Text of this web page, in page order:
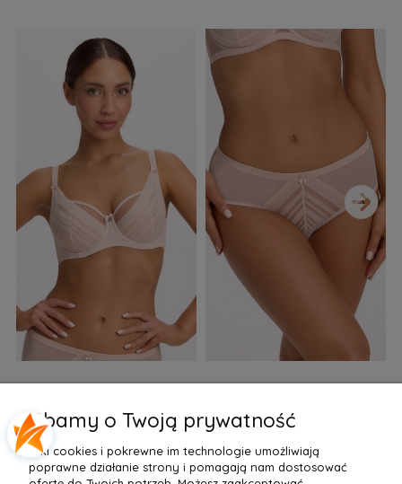
155,99 zł
Do Koszyka »
77,99 zł
Do Koszyka »
›
Dbamy o Twoją prywatność
Pliki cookies i pokrewne im technologie umożliwiają
poprawne działanie strony i pomagają nam dostosować